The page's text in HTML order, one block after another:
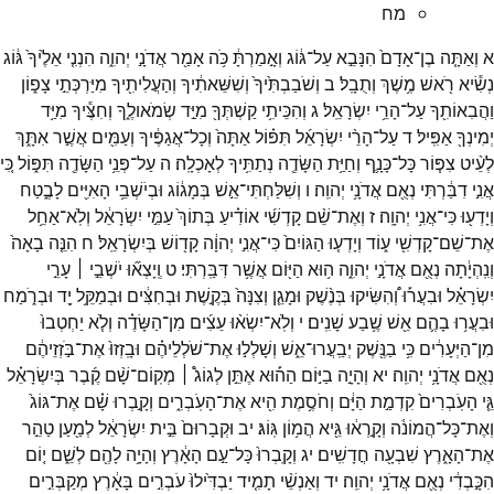
מח
א וְאַתָּ֤ה בֶן־אָדָם֙ הִנָּבֵ֣אעַל־גּ֔וֹג וְאָ֣מַרְתָּ֔כֹּ֥ה אָמַ֖ראֲדֹנָ֣י יְהוִ֑ה הִנְנִ֤י אֵלֶ֙יךָ֙גּ֔וֹג
נְשִׂ֕יא רֹ֖אשׁ מֶ֥שֶׁךְ וְתֻבָֽל׃ ב וְשֹׁבַבְתִּ֙יךָ֙ וְשִׁשֵּׁאתִ֔יךָ וְהַעֲלִיתִ֖יךָ מִיַּרְכְּתֵ֣י צָפ֑וֹן
וַהֲבִאוֹתִ֖ךָעַל־הָרֵ֥י יִשְׂרָאֵֽל׃ג וְהִכֵּיתִ֥י קַשְׁתְּךָ֖ מִיַּ֣ד שְׂמֹאולֶ֑ךָ וְחִצֶּ֕יךָ מִיַּ֥ד
יְמִינְךָ֖אַפִּֽיל׃דעַל־הָרֵ֨י יִשְׂרָאֵ֜ל תִּפּ֗וֹלאַתָּה֙ וְכָל־אֲגַפֶּ֔יךָ וְעַמִּ֖ים אֲשֶׁ֣ראִתָּ֑ךְ
לְעֵ֨יט צִפּ֧וֹרכָּל־כָּנָ֛ף וְחַיַּ֥ת הַשָּׂדֶ֖ה נְתַתִּ֥יךָלְאָכְלָֽה׃ ה עַל־פְּנֵ֥י הַשָּׂדֶ֖ה תִּפּ֑וֹלכִּ֚י
אֲנִ֣י דִבַּ֔רְתִּי נְאֻ֖ם אֲדֹנָ֥י יְהוִֽה׃ ו וְשִׁלַּחְתִּי־אֵ֣שׁ בְּמָג֔וֹג וּבְיֹשְׁבֵ֥י הָאִיִּ֖ים לָבֶ֑טַח
וְיָדְע֖וּכִּי־אֲנִ֥י יְהוָֽה׃ ז וְאֶת־שֵׁ֨ם קָדְשִׁ֜י אוֹדִ֗יעַ בְּתוֹךְ֙עַמִּ֣י יִשְׂרָאֵ֔ל וְלֹֽא־אַחֵ֥ל
אֶת־שֵׁם־קָדְשִׁ֖י ע֑וֹד וְיָדְע֤וּ הַגּוֹיִם֙כִּי־אֲנִ֣י יְהוָ֔ה קָד֖וֹשׁ בְּיִשְׂרָאֵֽל׃ ח הִנֵּ֤ה בָאָה֙
וְנִֽהְיָ֔תָה נְאֻ֖ם אֲדֹנָ֣י יְהוִ֑ה ה֥וּא הַיּ֖וֹם אֲשֶׁ֥רדִּבַּֽרְתִּי׃ ט וְֽיָצְא֞וּ יֹשְׁבֵ֣י ׀
עָרֵ֣י
יִשְׂרָאֵ֗ל וּבִעֲר֡וּוְ֠הִשִּׂיקוּ בְּנֶ֨שֶׁק וּמָגֵ֤ן וְצִנָּה֙ בְּקֶ֣שֶׁת וּבְחִצִּ֔ים וּבְמַקֵּ֥ל יָ֖ד וּבְרֹ֑מַח
וּבִעֲר֥וּ בָהֶ֛ם אֵ֖שׁ שֶׁ֥בַע שָׁנִֽים׃ י וְלֹֽא־יִשְׂא֨וּעֵצִ֜ים מִן־הַשָּׂדֶ֗ה וְלֹ֤א יַחְטְבוּ֙
מִן־הַיְּעָרִ֔ים כִּ֥י בַנֶּ֖שֶׁק יְבַֽעֲרוּ־אֵ֑שׁ וְשָׁלְל֣וּאֶת־שֹׁלְלֵיהֶ֗ם וּבָֽזְזוּ֙אֶת־בֹּ֣זְזֵיהֶ֔ם
נְאֻ֖ם אֲדֹנָ֥י יְהוִֽה׃ יא וְהָיָ֣ה בַיּ֣וֹם הַה֡וּאאֶתֵּ֣ן לְגוֹג֩ ׀ מְקֽוֹם־שָׁ֨ם קֶ֜בֶר בְּיִשְׂרָאֵ֗ל
גֵּ֤י הָעֹֽבְרִים֙קִדְמַ֣ת הַיָּ֔ם וְחֹסֶ֥מֶת הִ֖יאאֶת־הָעֹֽבְרִ֑ים וְקָ֣בְרוּ שָׁ֗ם אֶת־גּוֹג֙
וְאֶת־כָּל־הֲמוֹנֹ֔ה וְקָ֣רְא֔וּגֵּ֖יא הֲמ֥וֹן גּֽוֹג׃ יב וּקְבָרוּם֙ בֵּ֣ית יִשְׂרָאֵ֔ללְמַ֖עַן טַהֵ֣ר
אֶת־הָאָ֑רֶץ שִׁבְעָ֖ה חֳדָשִֽׁים׃ יג וְקָֽבְרוּ֙כָּל־עַ֣ם הָאָ֔רֶץ וְהָיָ֥ה לָהֶ֖ם לְשֵׁ֑ם י֚וֹם
הִכָּ֣בְדִ֔י נְאֻ֖ם אֲדֹנָ֥י יְהוִֽה׃ יד וְאַנְשֵׁ֨י תָמִ֤יד יַבְדִּ֙ילוּ֙עֹבְרִ֣ים בָּאָ֔רֶץ מְקַבְּרִ֣ים